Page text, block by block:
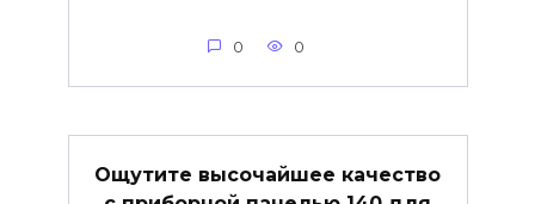
0 0
Ощутите высочайшее качество